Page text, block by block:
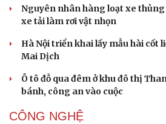
Nhi khoa
Nam khoa
Phòng mạch online
Ăn sạch sống khỏe
Nguyên nhân hàng loạt xe
xe tải làm rơi vật nhọn
Hà Nội triển khai lấy mẫu hài cốt
Mai Dịch
Ô tô đỗ qua đêm ở khu đô thị
bánh, công an vào cuộc
CÔNG NGHỆ